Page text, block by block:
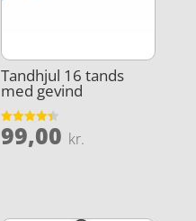
Tandhjul 16 tands
med gevind
Vurderet
4.4
99,00 kr.